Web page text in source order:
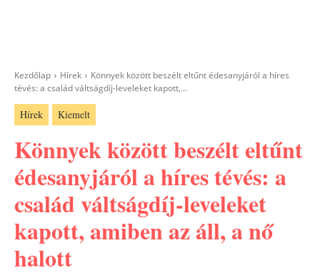
Kezdőlap Hírek
Könnyek között beszélt eltűnt édesanyjáról a híres
tévés: a család váltságdíj-leveleket kapott,...
Hírek Kiemelt
Könnyek között beszélt eltűnt
édesanyjáról a híres tévés: a
család váltságdíj-leveleket
kapott, amiben az áll, a nő
halott